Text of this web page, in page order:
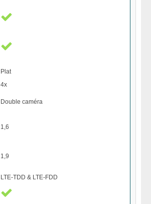
Plat
4x
Double caméra
1,6
1,9
LTE-TDD & LTE-FDD